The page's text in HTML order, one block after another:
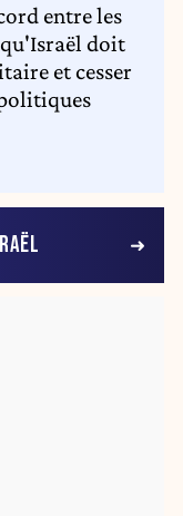
entre les
doit
et cesser